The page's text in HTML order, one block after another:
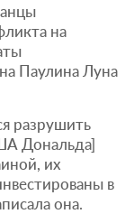
на
Паулина Луна
разрушить
Дональда]
их
в
она.